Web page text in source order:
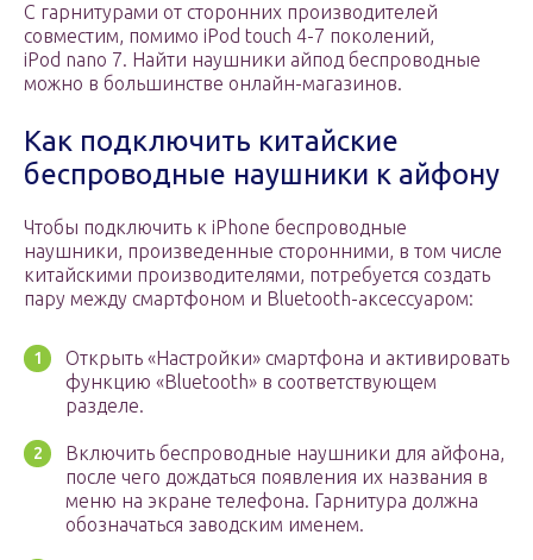
С гарнитурами от сторонних производителей
совместим, помимо iPod touch 4-7 поколений,
iPod nano 7. Найти наушники айпод беспроводные
можно в большинстве онлайн-магазинов.
Как подключить китайские
беспроводные наушники к айфону
Чтобы подключить к iPhone беспроводные
наушники, произведенные сторонними, в том числе
китайскими производителями, потребуется создать
пару между смартфоном и Bluetooth-аксессуаром:
Открыть «Настройки» смартфона и активировать
функцию «Bluetooth» в соответствующем
разделе.
Включить беспроводные наушники для айфона,
после чего дождаться появления их названия в
меню на экране телефона. Гарнитура должна
обозначаться заводским именем.